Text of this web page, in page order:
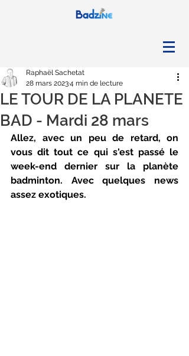
LE TOUR DE LA PLANETE
BAD - Mardi 28 mars
Raphaël Sachetat
28 mars 20234 min de lecture
Allez, avec un peu de retard, on
vous dit tout ce qui s'est passé le
week-end dernier sur la planète
badminton. Avec quelques news
assez exotiques.